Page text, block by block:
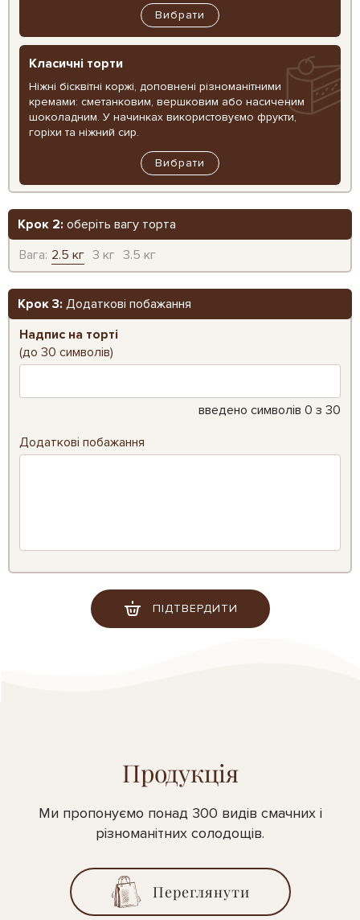
Вибрати
Класичні торти
Ніжні бісквітні коржі, доповнені різноманітними
кремами: сметанковим, вершковим або насиченим
шоколадним. У начинках використовуємо фрукти,
горіхи та ніжний сир.
Вибрати
Крок 2: оберіть вагу торта
Вага: 2.5 кг 3 кг 3.5 кг
Крок 3: Додаткові побажання
Надпис на торті
(до 30 символів)
введено символів 0 з 30
Додаткові побажання
ПІДТВЕРДИТИ
Продукція
Ми пропонуємо понад 300 видів смачних і
різноманітних солодощів.
Переглянути